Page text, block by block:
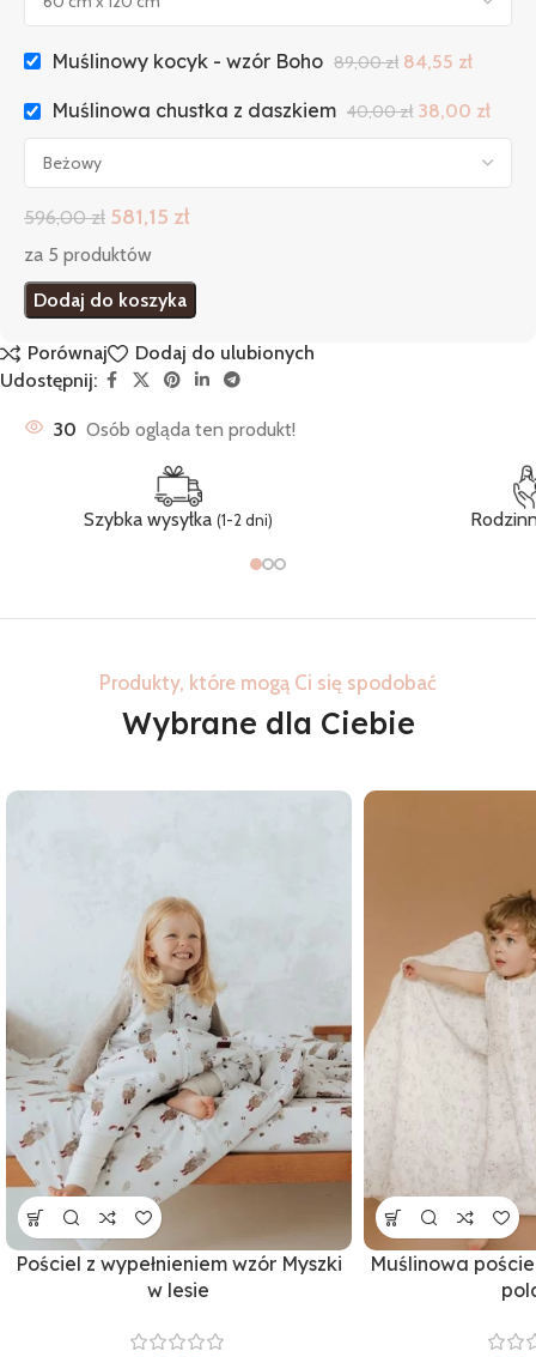
Muślinowy kocyk - wzór Boho 89,00zł 84,55 zł
Muślinowa chustka z daszkiem 40,00zł 38,00 zł
596,00zł 581,15 zł
za 5 produktów
Dodaj do koszyka
Porównaj
Dodaj do ulubionych
Udostępnij:
30 Osób ogląda ten produkt!
Szybka wysyłka(1-2 dni)
Produkty, które mogą Ci się spodobać
Wybrane dla Ciebie
Pościel z wypełnieniem wzór Myszki
w lesie
Muślinowa